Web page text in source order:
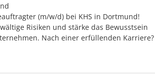
(m/w/d) bei KHS in Dortmund!
Risiken und stärke das Bewusstsein
Nach einer erfüllenden Karriere?